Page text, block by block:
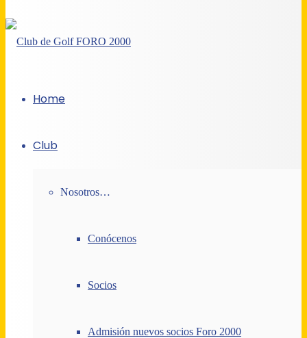
Home
Club
Nosotros…
Conócenos
Socios
Admisión nuevos socios Foro 2000